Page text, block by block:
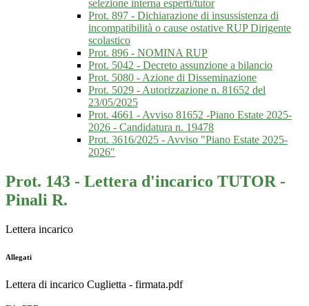
selezione interna esperti/tutor
Prot. 897 - Dichiarazione di insussistenza di
incompatibilità o cause ostative RUP Dirigente
scolastico
Prot. 896 - NOMINA RUP
Prot. 5042 - Decreto assunzione a bilancio
Prot. 5080 - Azione di Disseminazione
Prot. 5029 - Autorizzazione n. 81652 del
23/05/2025
Prot. 4661 - Avviso 81652 -Piano Estate 2025-
2026 - Candidatura n. 19478
Prot. 3616/2025 - Avviso "Piano Estate 2025-
2026"
Prot. 143 - Lettera d'incarico TUTOR -
Pinali R.
Lettera incarico
Allegati
Lettera di incarico Cuglietta - firmata.pdf